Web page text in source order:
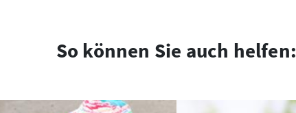
So können Sie auch helfen: